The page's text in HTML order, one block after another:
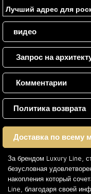
Лучший адрес для
видео
Запрос на
Комментарии
Политика возврата
Доставка по всему
За брендом Luxury Line,
безусловная
накопления который
Line, благодаря своей